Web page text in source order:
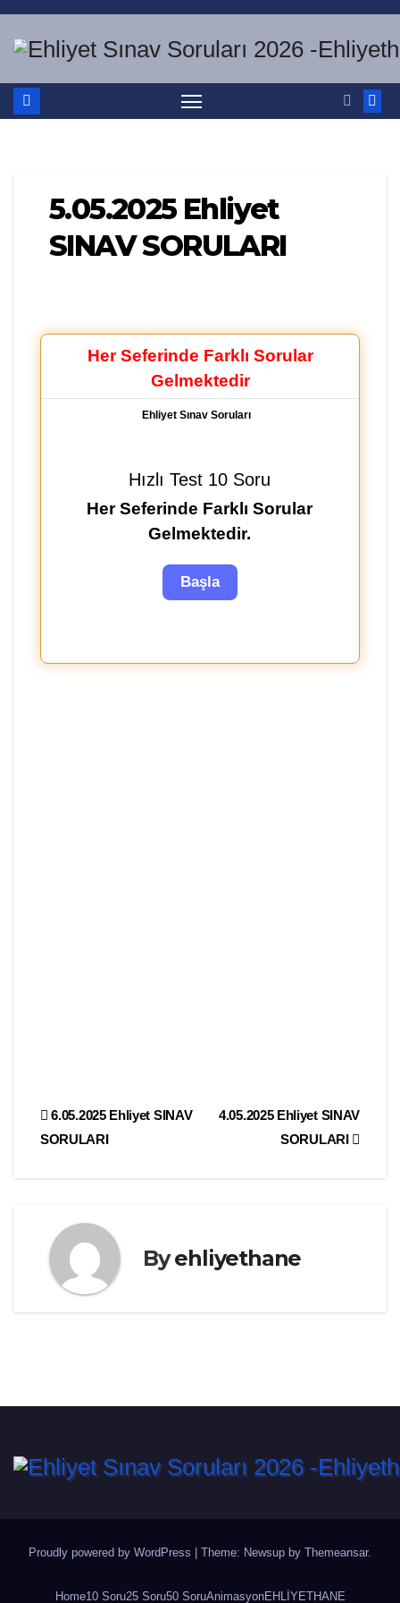
Skip
5.05.2025 Ehliyet
SINAV SORULARI
Her Seferinde Farklı Sorular
Gelmektedir
Ehliyet Sınav Soruları
Hızlı Test 10 Soru
Her Seferinde Farklı Sorular
Gelmektedir.
Yazı
4.05.2025 Ehliyet SINAV
SORULARI
6.05.2025 Ehliyet SINAV
SORULARI
Byehliyethane
Proudly powered by WordPress Theme: Newsup by Themeansar.
Home10 Soru25 Soru50 SoruAnimasyonEHLİYETHANE